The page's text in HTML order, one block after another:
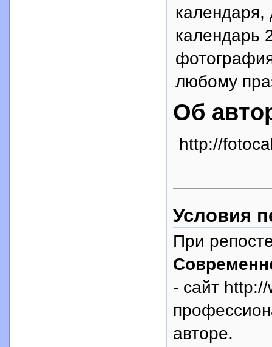
календаря,
календарь
любому
Об
http://
Условия
При
- сайт
авторе.